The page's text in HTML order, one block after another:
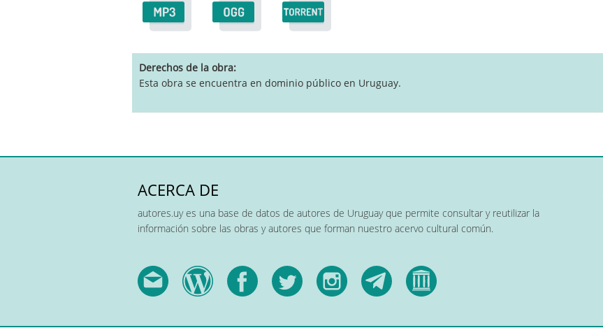
Derechos de la obra
Esta obra se encuentra en dominio público en Uruguay.
ACERCA DE
autores.uy es una base de datos de autores de Uruguay que permite consultar y reutilizar la
información sobre las obras y autores que forman nuestro acervo cultural común.